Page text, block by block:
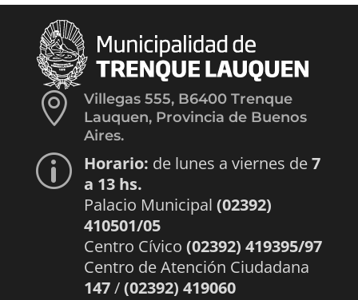

Villegas 555, B6400 Trenque
Lauquen, Provincia de Buenos
Aires.
p Horario: de lunes a viernes de7
a 13 hs.
Palacio Municipal (02392)
410501/05
Centro Cívico (02392) 419395/97
Centro de Atención Ciudadana
147/(02392) 419060